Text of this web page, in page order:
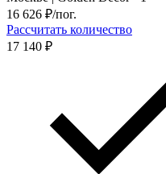
16 626 ₽/пог.
Рассчитать количество
17 140 ₽